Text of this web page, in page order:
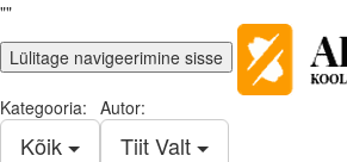
""
Lülitage navigeerimine sisse
Kategooria:
Kõik
Autor:
Tiit Valt